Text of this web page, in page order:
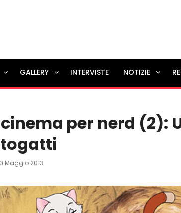
GALLERY INTERVISTE NOTIZIE
per nerd (2):
Maggio 2013